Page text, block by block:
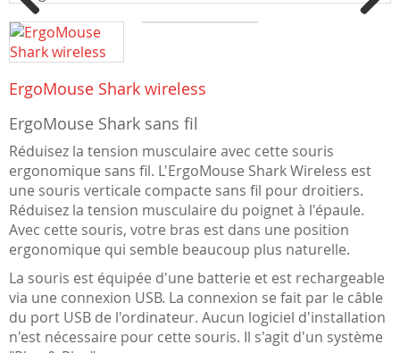
Previous
ErgoMouse Shark wireless
ErgoMouse Shark sans fil
Réduisez la tension musculaire avec cette souris
ergonomique sans fil. L'ErgoMouse Shark Wireless est
une souris verticale compacte sans fil pour droitiers.
Réduisez la tension musculaire du poignet à l'épaule.
Avec cette souris, votre bras est dans une position
ergonomique qui semble beaucoup plus naturelle.
La souris est équipée d'une batterie et est rechargeable
via une connexion USB. La connexion se fait par le câble
du port USB de l'ordinateur. Aucun logiciel d'installation
n'est nécessaire pour cette souris. Il s'agit d'un système